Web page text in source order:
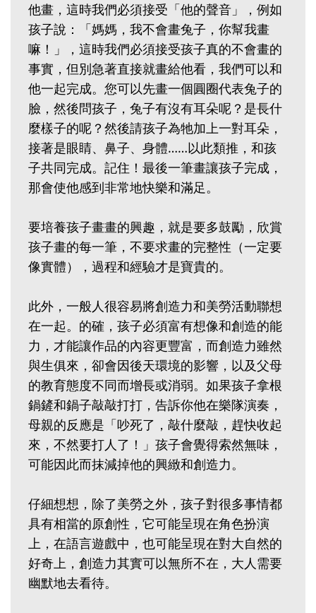
他畫，這時我們必須接受「他的聲音」，例如
孩子說：「媽媽，我不會畫兔子，你幫我畫
嘛！」，這時我們必須接受孩子真的不會畫的
事實，但別急著直接就畫給他看，我們可以和
他一起完成。您可以先畫一個圓圈代表兔子的
臉，然後問孩子，兔子有沒有耳朵呢？是長什
麼樣子的呢？然後請孩子為牠加上一對耳朵，
接著是眼睛、鼻子、身體……以此類推，和孩
子共同完成。記住！最後一筆畫讓孩子完成，
那會使他感到非常地快樂和滿足。
要培養孩子畫畫的興趣，就是要多鼓勵，欣賞
孩子畫的每一筆，不要求畫的完整性（一定要
像實體），過程和經驗才是寶貴的。
此外，一般人很容易將創造力和美勞活動聯想
在一起。的確，孩子必須富有想像和創造的能
力，才能讓作品的內容更豐富，而創造力雖然
與生俱來，卻會因後天環境的影響，以及父母
的教育態度不同而增長或消弱。如果孩子拿根
鍋鏟和鍋子敲敲打打，告訴你他在樂隊演奏，
母親的反應是「吵死了，敲什麼敲，趕快收起
來，不然要打人了！」孩子會覺得索然無味，
可能因此而抹減掉他的興緻和創造力。
仔細想想，除了美勞之外，孩子對很多事情都
具有相當的原創性，它可能呈現在角色扮演
上，在語言遊戲中，也可能呈現在對大自然的
好奇上，創造力其實可以無所不在，大人需要
幽默地去看待。